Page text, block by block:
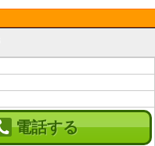
電話する